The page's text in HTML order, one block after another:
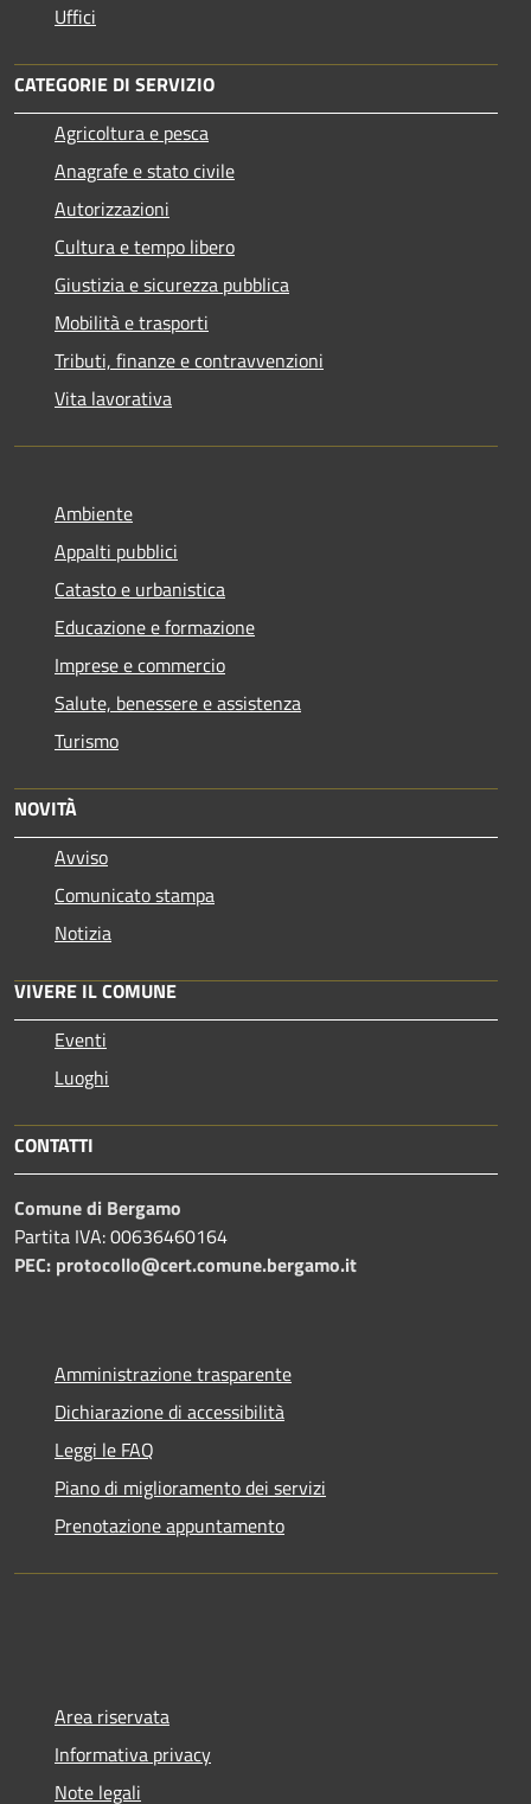
Uffici
CATEGORIE DI SERVIZIO
Agricoltura e pesca
Anagrafe e stato civile
Autorizzazioni
Cultura e tempo libero
Giustizia e sicurezza pubblica
Mobilità e trasporti
Tributi, finanze e contravvenzioni
Vita lavorativa
Ambiente
Appalti pubblici
Catasto e urbanistica
Educazione e formazione
Imprese e commercio
Salute, benessere e assistenza
Turismo
NOVITÀ
Avviso
Comunicato stampa
Notizia
VIVERE IL COMUNE
Eventi
Luoghi
CONTATTI
Comune di Bergamo
Partita IVA: 00636460164
PEC: protocollo@cert.comune.bergamo.it
Amministrazione trasparente
Dichiarazione di accessibilità
Leggi le FAQ
Piano di miglioramento dei servizi
Prenotazione appuntamento
Area riservata
Informativa privacy
Note legali